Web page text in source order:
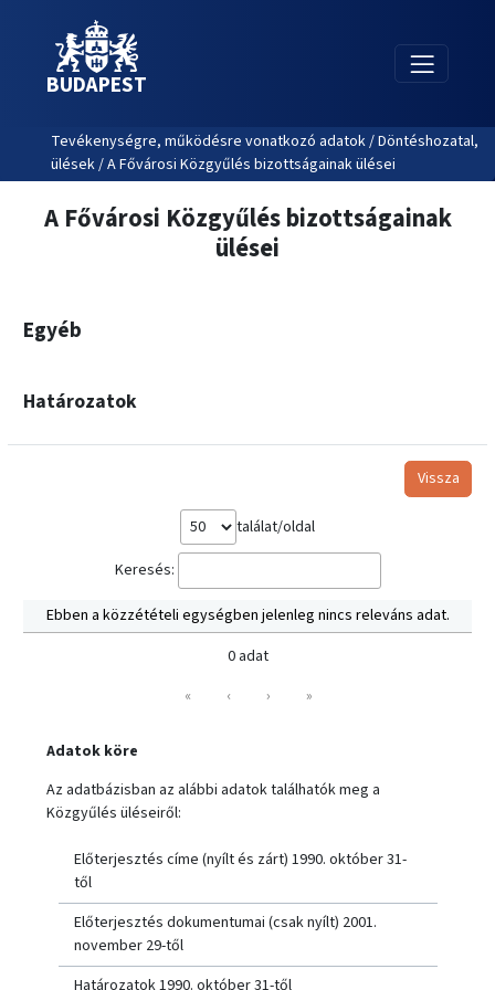
BUDAPEST
Tevékenységre, működésre vonatkozó adatok / Döntéshozatal,
ülések / A Fővárosi Közgyűlés bizottságainak ülései
A Fővárosi Közgyűlés bizottságainak
ülései
Egyéb
Határozatok
Vissza
találat/oldal
Keresés:
Ebben a közzétételi egységben jelenleg nincs releváns adat.
0 adat
«
‹ › »
Adatok köre
Az adatbázisban az alábbi adatok találhatók meg a
Közgyűlés üléseiről:
Előterjesztés címe (nyílt és zárt) 1990. október 31-
től
Előterjesztés dokumentumai (csak nyílt) 2001.
november 29-től
Határozatok 1990. október 31-től